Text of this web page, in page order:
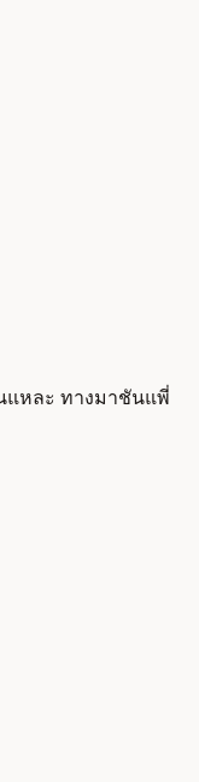
แหละ ทางมาชันแพี่